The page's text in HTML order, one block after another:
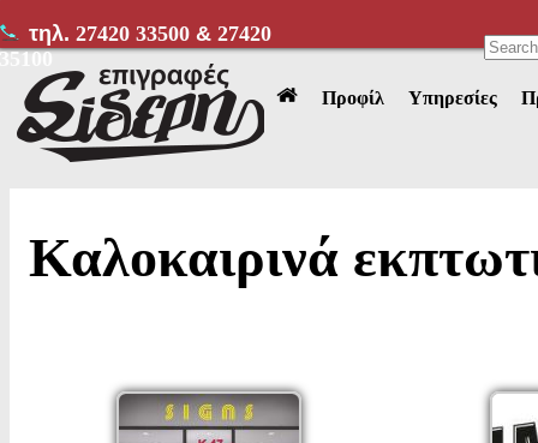
τηλ. 27420 33500 & 27420
35100
Προφίλ Υπηρεσίες
Καλοκαιρινά